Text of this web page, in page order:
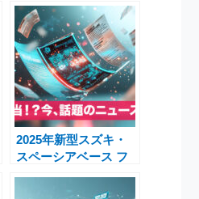
2025年新型スズキ・
スペーシアベース フ
新中古車情報まとめ